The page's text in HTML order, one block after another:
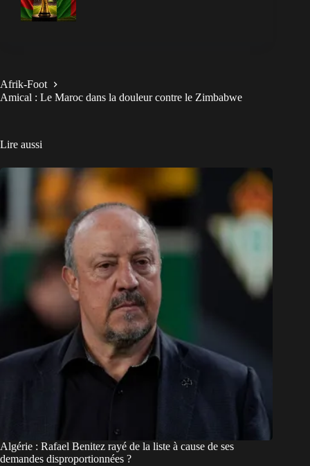
Afrik-Foot
Amical : Le Maroc dans la douleur contre le Zimbabwe
Lire aussi
Algérie : Rafael Benitez rayé de la liste à cause de ses
demandes disproportionnées ?